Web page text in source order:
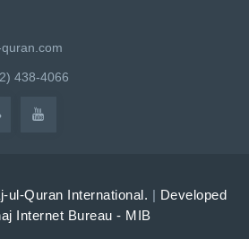
438-4066
ul-Quran International. | Developed
Internet Bureau - MIB